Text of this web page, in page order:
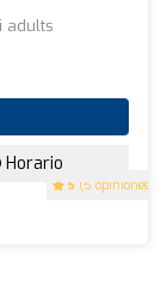
5 (5 opiniones)
adults
Horario